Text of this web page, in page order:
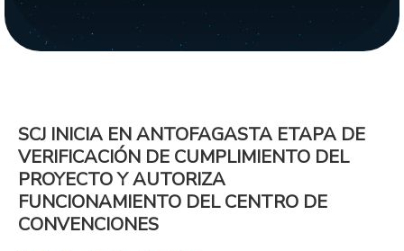
SCJ INICIA EN ANTOFAGASTA ETAPA DE
VERIFICACIÓN DE CUMPLIMIENTO DEL
PROYECTO Y AUTORIZA
FUNCIONAMIENTO DEL CENTRO DE
CONVENCIONES